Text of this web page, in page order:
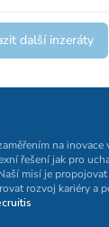
další inzeráty
Práce na
přes internet
na
řešení jak pro
misí je
rozvoj kariéry a